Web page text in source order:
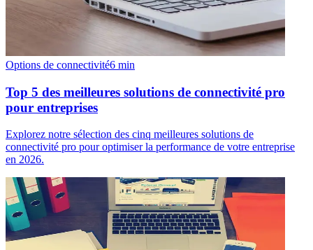
Options de connectivité6 min
Top 5 des meilleures solutions de connectivité pro
pour entreprises
Explorez notre sélection des cinq meilleures solutions de
connectivité pro pour optimiser la performance de votre entreprise
en 2026.